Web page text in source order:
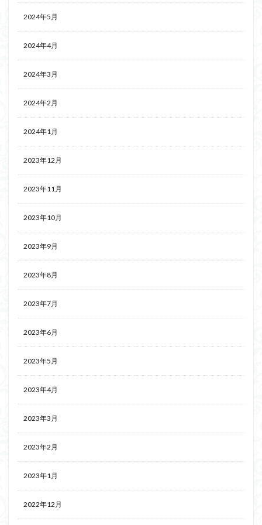
2024年5月
2024年4月
2024年3月
2024年2月
2024年1月
2023年12月
2023年11月
2023年10月
2023年9月
2023年8月
2023年7月
2023年6月
2023年5月
2023年4月
2023年3月
2023年2月
2023年1月
2022年12月